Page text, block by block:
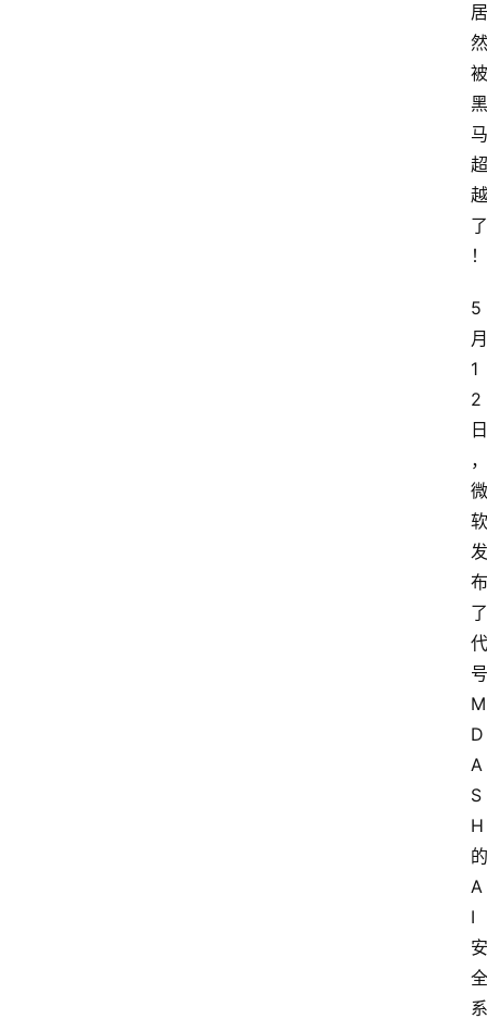
居
然
被
黑
马
超
越
了
！
5
月
1
2
日
，
微
软
发
布
了
代
号
M
D
A
S
H
的
A
I
安
全
系